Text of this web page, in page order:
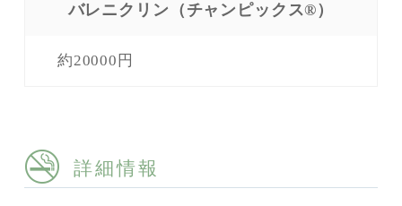
バレニクリン（チャンピックス®）
約20000円
詳細情報